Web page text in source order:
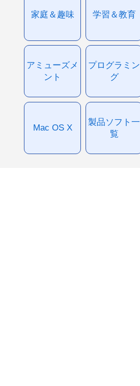
家庭＆趣味 学習＆教育
アミューズメ
ント
プログラミン
グ
Mac OS X
製品ソフト一
覧